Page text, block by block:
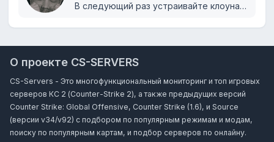
В следующий раз устраивайте клоунаду в цирке, там вам и место. Всего доброго...
О проекте CS-SERVERS
CS-Servers - Это многофункциональный мониторинг и топ игровых
серверов КС 2 (Counter-Strike 2), а также предыдущих версий
Counter Strike: Global Offensive, Counter Strike (1.6), и Source
(версии v34/v92) с подбором по популярным режимам и модам,
поиску по популярным картам, и подбор серверов по онлайну.